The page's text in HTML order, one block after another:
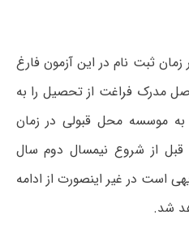
زمان ثبت نام در این آزمون فارغ
مدرک فراغت از تحصیل را به
به موسسه محل قبولی در زمان
قبل از شروع نیمسال دوم سال
است در غیر اینصورت از ادامه
شد.